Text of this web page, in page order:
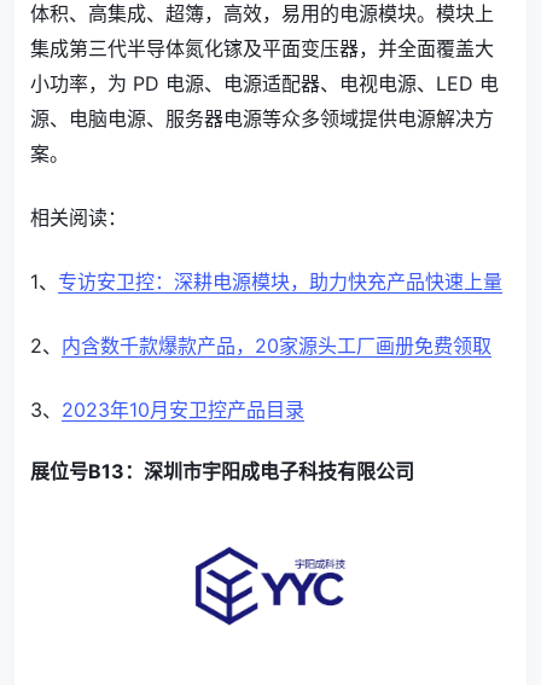
体积、高集成、超簿，高效，易用的电源模块。模块上
集成第三代半导体氮化镓及平面变压器，并全面覆盖大
小功率，为 PD 电源、电源适配器、电视电源、LED 电
源、电脑电源、服务器电源等众多领域提供电源解决方
案。
相关阅读：
1、 专访安卫控：深耕电源模块，助力快充产品快速上量
2、 内含数千款爆款产品，20家源头工厂画册免费领取
3、 2023年10月安卫控产品目录
展位号B13：深圳市宇阳成电子科技有限公司